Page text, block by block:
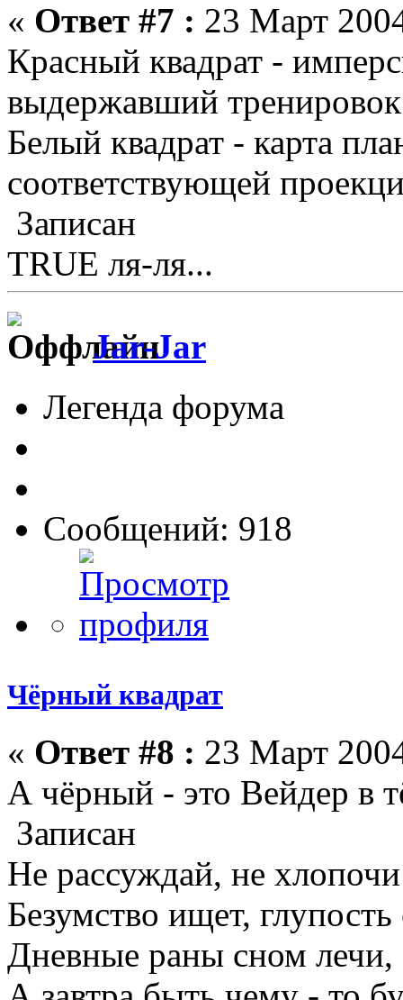
« Ответ #7 : 23 Март
Красный квадрат -
выдержавший
Белый квадрат - карта
соответствующей
Записан
TRUE ля-ля...
Jar-Jar
Легенда форума
Сообщений: 918
Чёрный квадрат
« Ответ #8 : 23 Март
А чёрный - это Вейдер в
Записан
Не рассуждай, не
Безумство ищет, глупость
Дневные раны сном лечи,